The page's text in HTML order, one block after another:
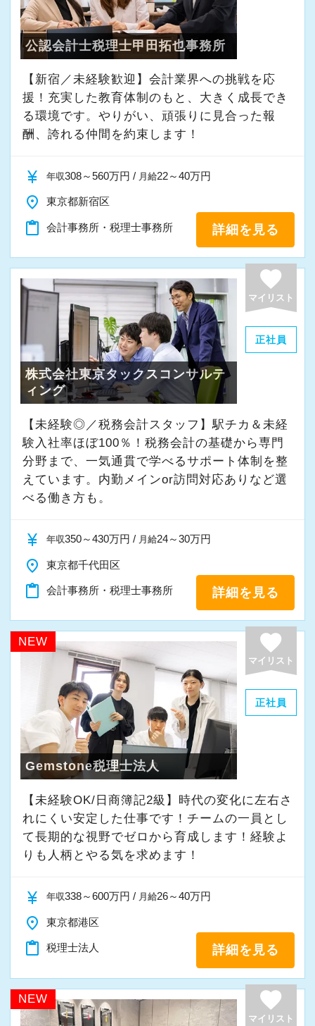
《入社後の流れ》
まずは使用しているシステムの把握と基本の入
力業務からスタートしていただきます。
並行して先輩と一緒に訪問同行しながらお客様
との接し方・商談のポイントなどをOJT形式で
学んでいただく流れです。
アシスタントを卒業します。
《他業界の経験も活かせる醍醐味も！》
当法人での業務はベースが「対面コミュニケー
ション」にあるため、営業職はもちろん販売・
サービスなど接客業の幅広い経験を活かすこと
ができます！
接客以外でもお客様の業種や業務に関する知識
など、相手の理解につながる知識と経験も活か
してもらえればと思います。
一方で、経理など事務作業の延長上にあると捉
えてしまうとギャップを感じるかもしれませ
ん。
経理などの知識は業務に役立つことも多いです
が、その知識をお客様とのコミュニケーション
に役立てられることが重要になります。
【各自の裁量でコントロールできるフレックス
タイム制】
慣れてくれば、業務の段取りや進め方は原則自
中小企業の社長を相手に業務を進めることが多
いため、先方のスケジュールに合わせて稼働時
間を各自で調整しやすくしています。
【それぞれのスキルアップ・キャリアアップを
後押し】
実地研修実践を集中的に行い、未経験の方も最
短1年、遅くとも2年で一人前に育て上げていま
す。
税務の研修、それぞれでの勉強会などを通じて
スキルアップを図るほか、社会保険や登記など
付帯業務の研修も必要に応じて行っていますの
す。
上記研修以外にも相談しやすい環境のため一人
で悩むことなくスキルアップを目指せます。
仕事時間を調整しやすいので、資格学校や夜間
の大学院に通学しながら働けるため、勉強と仕
事の両立を図れます。
心ください。
【相続税にもチャレンジできます！】
当事務所は、法人・個人の税務に加え、相続税
申告を幅広く手掛けております。
これまでの経験を生かし、即戦力として相続税
申告や相続対策に携わることができます。ま
充実した所内研修と、先輩による丁寧なサポー
ト体制のもと、着実にスキルを習得し、キャリ
アアップを目指せる環境です。
相続税申告の経験は、将来的に資産税や事業承
税理士としてのキャリアを深めたい方、資産税
分野に挑戦したい方にとって、理想的な環境で
すよ！
【こんな方を歓迎します】
・誠実に仕事に取り組める方
・お客様や仲間との信頼関係を大切にできる方
・向上心を持ち、学び続ける姿勢がある方
公認会計士税理士甲田拓也事務所
【新宿／未経験歓迎】会計業界への挑戦を応
援！充実した教育体制のもと、大きく成長でき
る環境です。やりがい、頑張りに見合った報
酬、誇れる仲間を約束します！
currency_yen 年収308～560万円 / 月給22～40万円
place 東京都新宿区
content_paste 会計事務所・税理士事務所 詳細を見る
favorite
マイリスト
正社員
株式会社東京タックスコンサルテ
ィング
【未経験◎／税務会計スタッフ】駅チカ＆未経
験入社率ほぼ100％！税務会計の基礎から専門
分野まで、一気通貫で学べるサポート体制を整
えています。内勤メインor訪問対応ありなど選
べる働き方も。
currency_yen 年収350～430万円 / 月給24～30万円
place 東京都千代田区
content_paste 会計事務所・税理士事務所 詳細を見る
NEW favorite
マイリスト
正社員
Gemstone税理士法人
【未経験OK/日商簿記2級】時代の変化に左右さ
れにくい安定した仕事です！チームの一員とし
て⻑期的な視野でゼロから育成します！経験よ
りも人柄とやる気を求めます！
currency_yen 年収338～600万円 / 月給26～40万円
place 東京都港区
content_paste 税理士法人 詳細を見る
NEW favorite
マイリスト